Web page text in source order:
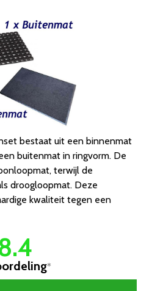
bestaat uit een binnenmat
buitenmat in ringvorm. De
terwijl de
droogloopmat. Deze
kwaliteit tegen een
*